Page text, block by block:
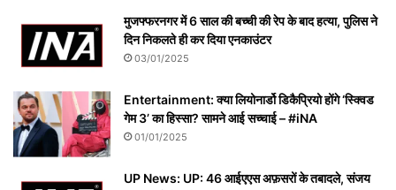
मुजफ्फरनगर में 6 साल की बच्ची की रेप के बाद हत्या, पुलिस ने
दिन निकलते ही कर दिया एनकाउंटर
03/01/2025
Entertainment: क्या लियोनार्डो डिकैप्रियो होंगे ‘स्क्विड
गेम 3’ का हिस्सा? सामने आई सच्चाई – #iNA
01/01/2025
UP News: UP: 46 आईएएस अफ़सरों के तबादले, संजय